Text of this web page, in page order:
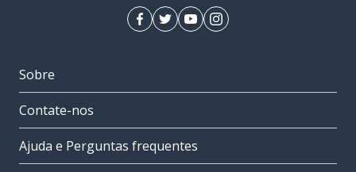
Sobre
Contate-nos
Ajuda e Perguntas frequentes